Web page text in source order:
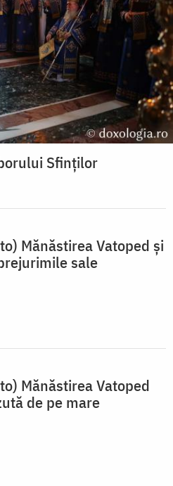
Sfinților
Mănăstirea Vatoped și
sale
Mănăstirea Vatoped
de pe mare